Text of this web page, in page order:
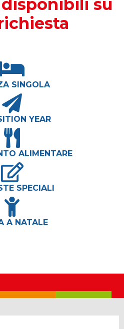
disponibili su
SINGOLA
YEAR
ALIMENTARE
SPECIALI
A NATALE